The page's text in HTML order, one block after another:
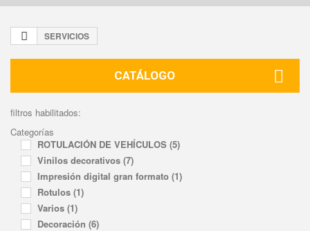
SERVICIOS
CATÁLOGO
filtros habilitados:
Categorías
ROTULACIÓN DE VEHÍCULOS (5)
Vinilos decorativos (7)
Impresión digital gran formato (1)
Rotulos (1)
Varios (1)
Decoración (6)